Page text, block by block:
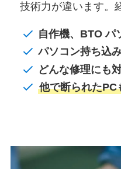
技術力が違います。
自作機、BTO パ
パソコン持ち込
どんな修理にも
他で断られたPC